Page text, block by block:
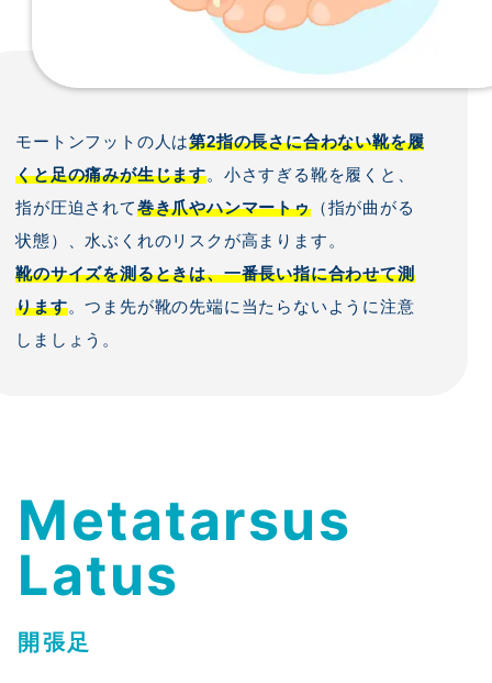
モートンフットの人は第2指の長さに合わない靴を履
くと足の痛みが生じます。小さすぎる靴を履くと、
指が圧迫されて巻き爪やハンマートゥ（指が曲がる
状態）、水ぶくれのリスクが高まります。
靴のサイズを測るときは、一番長い指に合わせて測
ります。つま先が靴の先端に当たらないように注意
しましょう。
Metatarsus
Latus
開張足